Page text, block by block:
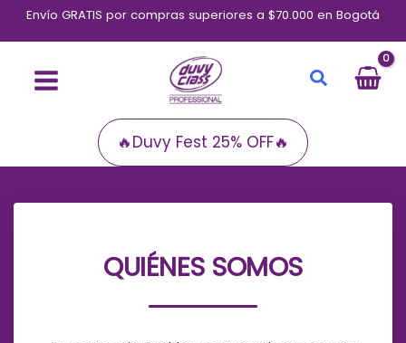
al
Envío GRATIS por compras superiores a $70.000 en Bogotá
Buscar
🔥Duvy Fest 25% OFF🔥
QUIÉNES SOMOS